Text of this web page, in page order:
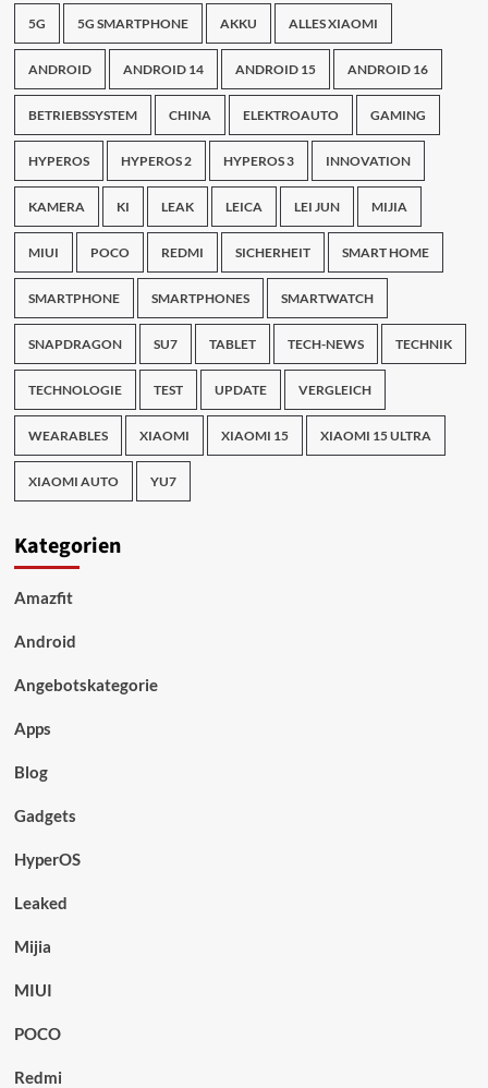
5G 5G SMARTPHONE AKKU ALLES XIAOMI
ANDROID ANDROID 14 ANDROID 15 ANDROID 16
BETRIEBSSYSTEM CHINA ELEKTROAUTO GAMING
HYPEROS HYPEROS 2 HYPEROS 3 INNOVATION
KAMERA KI LEAK LEICA LEI JUN MIJIA
MIUI POCO REDMI SICHERHEIT SMART HOME
SMARTPHONE SMARTPHONES SMARTWATCH
SNAPDRAGON SU7 TABLET TECH-NEWS TECHNIK
TECHNOLOGIE TEST UPDATE VERGLEICH
WEARABLES XIAOMI XIAOMI 15 XIAOMI 15 ULTRA
XIAOMI AUTO YU7
Kategorien
Amazfit
Android
Angebotskategorie
Apps
Blog
Gadgets
HyperOS
Leaked
Mijia
MIUI
POCO
Redmi